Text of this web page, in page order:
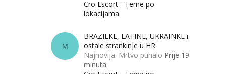
Cro Escort - Teme po
lokacijama
M
BRAZILKE, LATINE, UKRAINKE i
ostale strankinje u HR
Najnovija: Mrtvo puhalo Prije 19
minuta